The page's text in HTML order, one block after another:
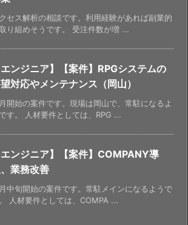
セス解析の相談です。利用経験があれば副業的
り組めそうです。 受注件数が増 ...
エンジニア】【案件】RPGシステムの
対応やメンテナンス（岡山）
開始の案件です。現場は岡山で、常駐になるよ
す。 人材要件としては、RPG ...
エンジニア】【案件】COMPANY導
、業務改善
中旬開始の案件です。常駐メインになるようで
人材要件としては、COMPA ...